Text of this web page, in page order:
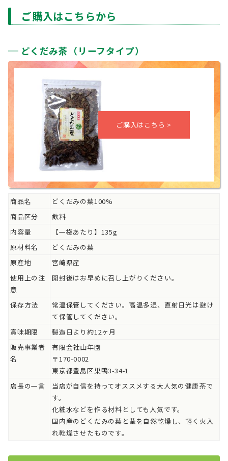
ご購入はこちらから
どくだみ茶（リーフタイプ）
商品名
どくだみの葉100%
商品区分
飲料
内容量
【一袋あたり】135g
原材料名
どくだみの葉
原産地
宮崎県産
使用上の注
意
開封後はお早めに召し上がりください。
保存方法
常温保管してください。高温多湿、直射日光は避け
て保管してください。
賞味期限
製造日より約12ヶ月
販売事業者
名
有限会社山年園
〒170-0002
東京都豊島区巣鴨3-34-1
店長の一言
当店が自信を持ってオススメする大人気の健康茶で
す。
化粧水などを作る材料としても人気です。
国内産のどくだみの葉と茎を自然乾燥し、軽く火入
れ乾燥させたものです。